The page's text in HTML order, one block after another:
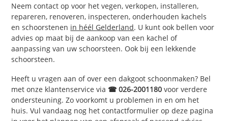
Neem contact op voor het vegen, verkopen, installeren,
repareren, renoveren, inspecteren, onderhouden kachels
en schoorstenen in héél Gelderland. U kunt ook bellen voor
advies op maat bij de aankoop van een kachel of
aanpassing van uw schoorsteen. Ook bij een lekkende
schoorsteen.
Heeft u vragen aan of over een dakgoot schoonmaken? Bel
met onze klantenservice via ☎ 026-2001180 voor verdere
ondersteuning. Zo voorkomt u problemen in en om het
huis. Vul vandaag nog het contactformulier op deze pagina